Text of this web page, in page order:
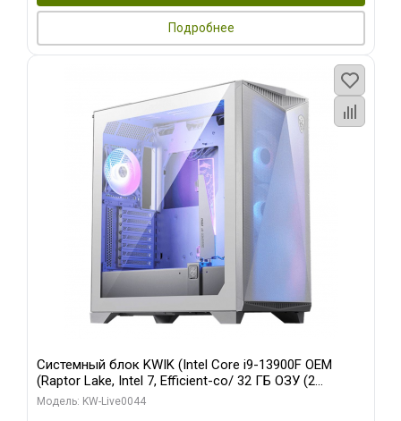
Подробнее
Системный блок KWIK (Intel Core i9-13900F OEM
(Raptor Lake, Intel 7, Efficient-co/ 32 ГБ ОЗУ (2
модуля)/ Gigabyte RTX5070Ti AERO OC 16GB GDDR7
Модель: KW-Live0044